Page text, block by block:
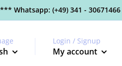
Whatsapp: (+49) 341 - 30671466
Login / Signup
My account